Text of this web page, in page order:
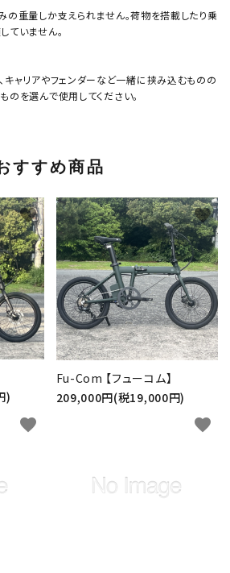
重量しか支えられません。荷物を搭載したり乗
ていません。
ャリアやフェンダーなど一緒に挟み込むものの
を選んで使用してください。
すすめ商品
)
favorite
Fu-Com 【フューコム】
209,000円(税19,000円)
favorite
favorite favorite